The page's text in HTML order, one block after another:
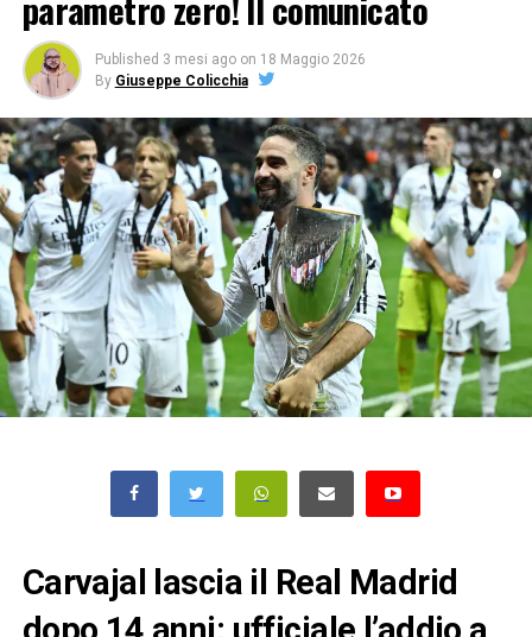
Published 3 mesi ago on 18 Maggio 2026
By Giuseppe Colicchia
Carvajal lascia il Real Madrid